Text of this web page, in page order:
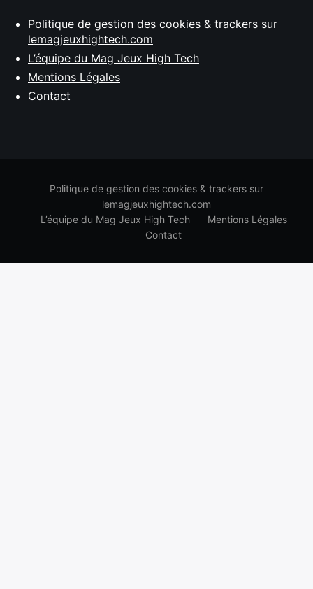
Politique de gestion des cookies & trackers sur
lemagjeuxhightech.com
L’équipe du Mag Jeux High Tech
Mentions Légales
Contact
Politique de gestion des cookies & trackers sur
lemagjeuxhightech.com
L’équipe du Mag Jeux High Tech
Mentions Légales
Contact